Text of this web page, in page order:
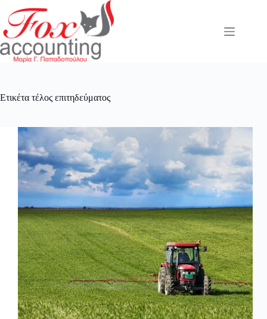
στο
περιεχόμενο
Ετικέτα τέλος επιτηδεύματος